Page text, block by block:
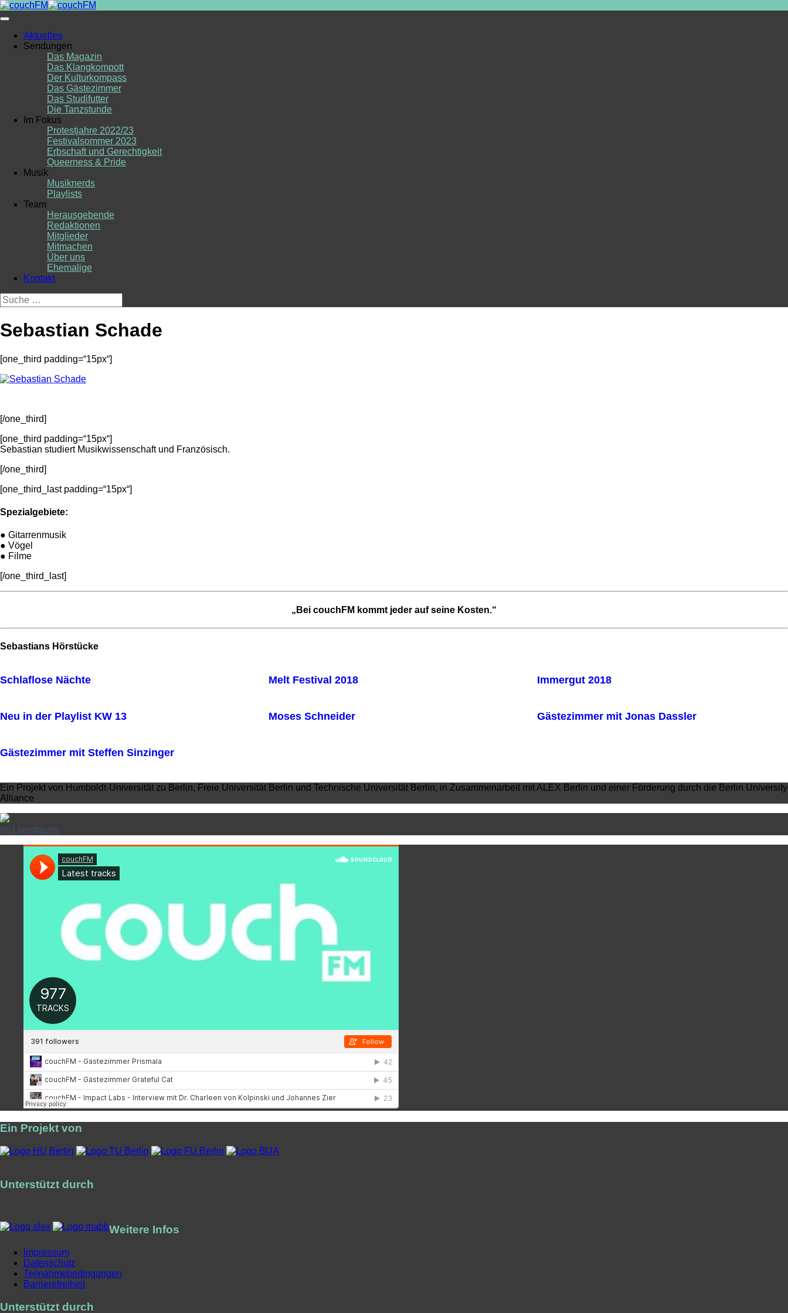
Skip
to
Aktuelles
Sendungen
Das Magazin
Das Klangkompott
Der Kulturkompass
Das Gästezimmer
Das Studifutter
Die Tanzstunde
Im Fokus
Protestjahre 2022/23
Festivalsommer 2023
Erbschaft und Gerechtigkeit
Queerness & Pride
Musik
Musiknerds
Playlists
Team
Herausgebende
Redaktionen
Mitglieder
Mitmachen
Über uns
Ehemalige
Kontakt
Suche
nach:
Sebastian Schade
[one_third padding=“15px“]
[/one_third]
[one_third padding=“15px“]
Sebastian studiert Musikwissenschaft und Französisch.
[/one_third]
[one_third_last padding=“15px“]
Spezialgebiete:
● Gitarrenmusik
● Vögel
● Filme
[/one_third_last]
„Bei couchFM kommt jeder auf seine Kosten.“
Sebastians Hörstücke
Schlaflose Nächte Melt Festival 2018 Immergut 2018
Neu in der Playlist KW 13 Moses Schneider Gästezimmer mit Jonas Dassler
Gästezimmer mit Steffen Sinzinger
Ein Projekt von Humboldt-Universität zu Berlin, Freie Universität Berlin und Technische Universität Berlin, in Zusammenarbeit mit ALEX Berlin und einer Förderung durch die Berlin University
Alliance
im Livestream
Ein Projekt von
Unterstützt durch
Weitere Infos
Impressum
Datenschutz
Teilnahmebedingungen
Barrierefreiheit
Unterstützt durch